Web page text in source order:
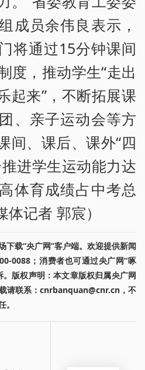
成员余伟良表示，
将通过15分钟课间
度，推动学生“走出
起来”，不断拓展课
、亲子运动会等方
间、课后、课外“四
进学生运动能力达
体育成绩占中考总
记者 郭宸）
下载“央广网”客户端。欢迎提供新闻
0088；消费者也可通过央广网“啄
版权声明：本文章版权归属央广网
请联系：cnrbanquan@cnr.cn，不